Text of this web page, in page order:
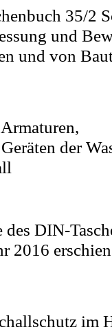
35/2
und
und von
der
DIN-
2016
im